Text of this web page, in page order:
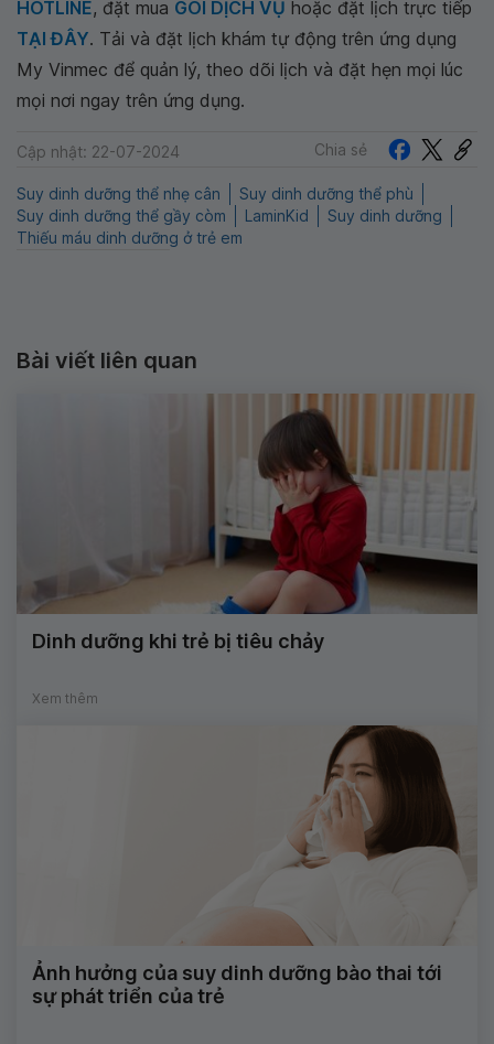
HOTLINE, đặt mua GÓI DỊCH VỤ hoặc đặt lịch trực tiếp
TẠI ĐÂY. Tải và đặt lịch khám tự động trên ứng dụng
My Vinmec để quản lý, theo dõi lịch và đặt hẹn mọi lúc
mọi nơi ngay trên ứng dụng.
Cập nhật: 22-07-2024 Chia sẻ
Suy dinh dưỡng thể nhẹ cân
Suy dinh dưỡng thể phù
Suy dinh dưỡng thể gầy còm
LaminKid
Suy dinh dưỡng
Thiếu máu dinh dưỡng ở trẻ em
Bài viết liên quan
Dinh dưỡng khi trẻ bị tiêu chảy
Xem thêm
Ảnh hưởng của suy dinh dưỡng bào thai tới
sự phát triển của trẻ